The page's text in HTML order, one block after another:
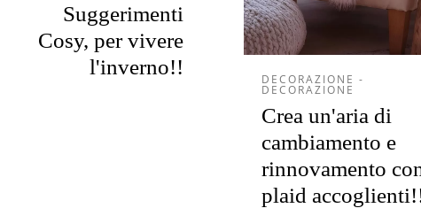
Suggerimenti
Cosy, per vivere
l'inverno!!
DECORAZIONE -
DECORAZIONE
Crea un'aria di
cambiamento e
rinnovamento
plaid